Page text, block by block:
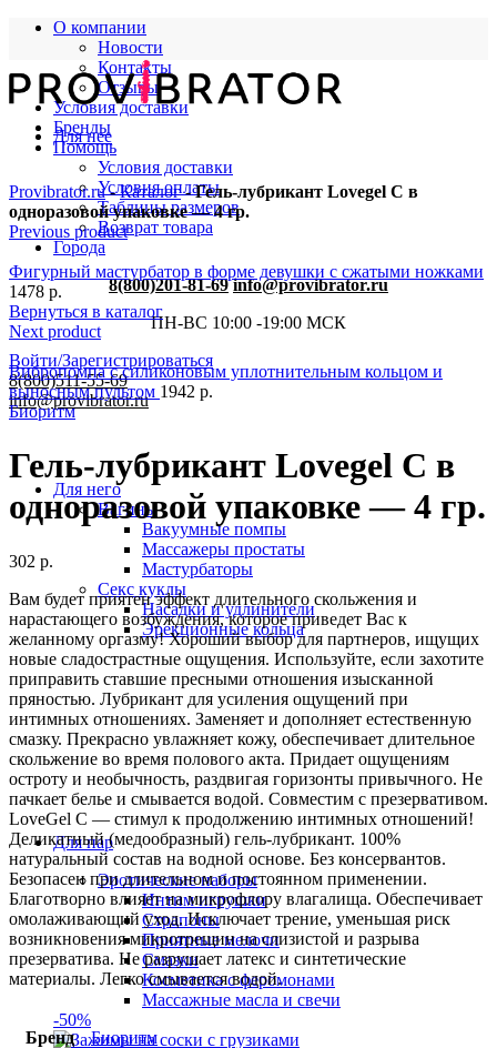
О компании
Новости
Контакты
Отзывы
Условия доставки
Бренды
Помощь
Условия доставки
Условия оплаты
Таблицы размеров
Возврат товара
Города
8(800)201-81-69 info@provibrator.ru
ПН-ВС 10:00 -19:00 МСК
Войти/Зарегистрироваться
8(800)511-55-69
info@provibrator.ru
Для нее
Для него
Вагины
Вакуумные помпы
Массажеры простаты
Мастурбаторы
Секс куклы
Насадки и удлинители
Эрекционные кольца
Для пар
Эротические наборы
Интим игрушки
Страпоны
Приятные мелочи
Смазки
Косметика с феромонами
Массажные масла и свечи
-50%
Provibrator.ru-Каталог-Гель-лубрикант Lovegel C в
одноразовой упаковке — 4 гр.
Previous product
Фигурный мастурбатор в форме девушки с сжатыми ножками
1478 р.
Вернуться в каталог
Next product
Вибропомпа с силиконовым уплотнительным кольцом и
выносным пультом 1942 р.
Биоритм
Гель-лубрикант Lovegel C в
одноразовой упаковке — 4 гр.
302 р.
Вам будет приятен эффект длительного скольжения и
нарастающего возбуждения, которое приведет Вас к
желанному оргазму! Хороший выбор для партнеров, ищущих
новые сладострастные ощущения. Используйте, если захотите
приправить ставшие пресными отношения изысканной
пряностью. Лубрикант для усиления ощущений при
интимных отношениях. Заменяет и дополняет естественную
смазку. Прекрасно увлажняет кожу, обеспечивает длительное
скольжение во время полового акта. Придает ощущениям
остроту и необычность, раздвигая горизонты привычного. Не
пачкает белье и смывается водой. Совместим с презервативом.
LoveGel C — стимул к продолжению интимных отношений!
Деликатный (медообразный) гель-лубрикант. 100%
натуральный состав на водной основе. Без консервантов.
Безопасен при длительном и постоянном применении.
Благотворно влияет на микрофлору влагалища. Обеспечивает
омолаживающий уход. Исключает трение, уменьшая риск
возникновения микротрещин на слизистой и разрыва
презерватива. Не разрушает латекс и синтетические
материалы. Легко смывается водой.
Бренд Биоритм